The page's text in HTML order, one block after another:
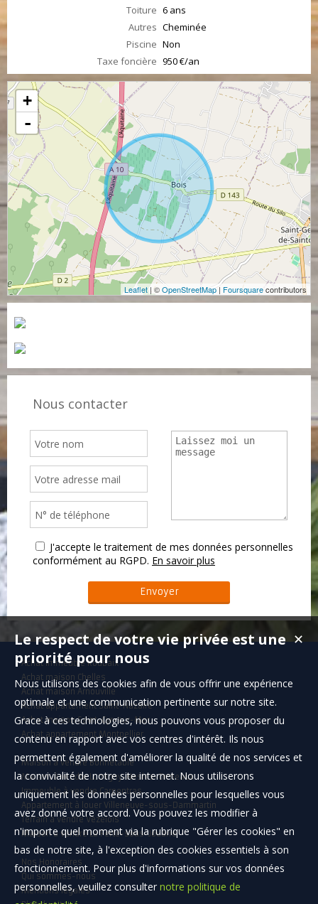
Toiture 6 ans
Autres Cheminée
Piscine Non
Taxe foncière 950 €/an
+
-
Leaflet| ©OpenStreetMap | Foursquarecontributors
Nous contacter
J'accepte le traitement de mes données personnelles
conformément au RGPD. En savoir plus
Achat immeuble Roubaix
Achat maison Chelles
Achat maison Arnouville
Achat appartement Saint-Nazaire
Achat maison Saint-Cyr-sur-Mer
Achat appartement Montpellier
Maison à vendre Bonnétable
Maison à vendre Lumigny-Nesles-Ormeaux
Immeuble à vendre Carpentras
Appartement à louer Villeneuve-sous-Dammartin
Terrain à vendre Vézelois
Maison à vendre La Ferté-sous-Jouarre
Nos Honoraires
Qui sommes-nous
Mentions légales
✕
Le respect de votre vie privée est une
priorité pour nous
Nous utilisons des cookies afin de vous offrir une expérience
optimale et une communication pertinente sur notre site.
Grace à ces technologies, nous pouvons vous proposer du
contenu en rapport avec vos centres d'intérêt. Ils nous
permettent également d'améliorer la qualité de nos services et
la convivialité de notre site internet. Nous utiliserons
uniquement les données personnelles pour lesquelles vous
avez donné votre accord. Vous pouvez les modifier à
n'importe quel moment via la rubrique "Gérer les cookies" en
bas de notre site, à l'exception des cookies essentiels à son
fonctionnement. Pour plus d'informations sur vos données
personnelles, veuillez consulter notre politique de